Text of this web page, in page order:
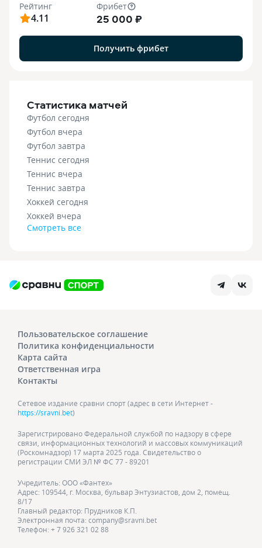
Рейтинг
4.11
Фрибет
25 000 ₽
Получить фрибет
Статистика матчей
Футбол сегодня
Футбол вчера
Футбол завтра
Теннис сегодня
Теннис вчера
Теннис завтра
Хоккей сегодня
Хоккей вчера
Смотреть все
Пользовательское соглашение
Политика конфиденциальности
Карта сайта
Ответственная игра
Контакты
Сетевое издание сравни спорт (адрес в сети Интернет -
https://sravni.bet)
Зарегистрировано Федеральной службой по надзору в сфере
связи, информационных технологий и массовых коммуникаций
(Роскомнадзор) 17 марта 2025 года. Свидетельство о
регистрации СМИ ЭЛ № ФС 77 - 89201
Учредитель: ООО «Фантех»
Адрес: 109544, г. Москва, бульвар Энтузиастов, дом 2, помещ.
8/17
Главный редактор: Прудников К.П.
Электронная почта: company@sravni.bet
Телефон: + 7 926 321 02 88